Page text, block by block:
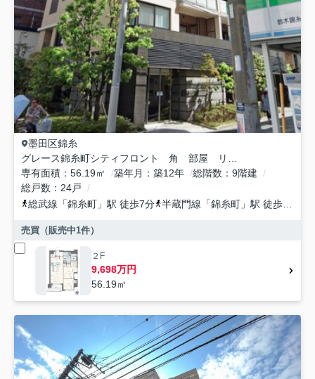
墨田区錦糸
専有面積
56.19㎡ 築年月 築12年 総階数
9階建
総戸数
24戸
総武線 「錦糸町 」駅 徒歩7分 半蔵門線 「錦糸町 」駅 徒歩7分
売買（販売中1件）
２F
9,698万円
56.19㎡